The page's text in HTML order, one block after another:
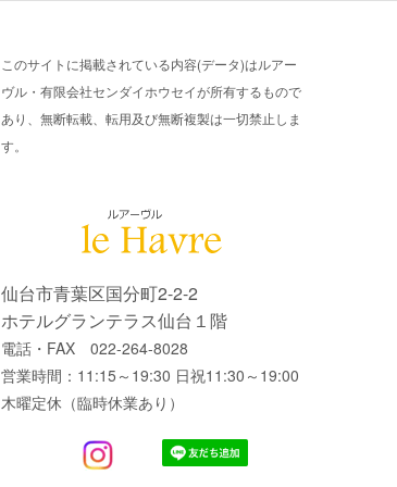
このサイトに掲載されている内容(データ)はルアー
ヴル・有限会社センダイホウセイが所有するもので
あり、無断転載、転用及び無断複製は一切禁止しま
す。
仙台市青葉区国分町2-2-2
ホテルグランテラス仙台１階
電話・FAX 022-264-8028
営業時間：11:15～19:30 日祝11:30～19:00
木曜定休（臨時休業あり）